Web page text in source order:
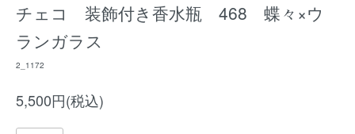
チェコ 装飾付き香水瓶 468 蝶々×ウ
ランガラス
2_1172
5,500円(税込)